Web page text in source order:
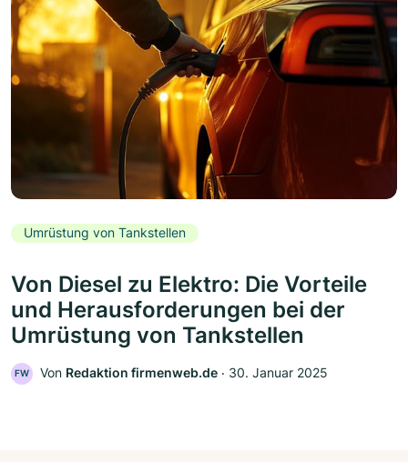
Umrüstung von Tankstellen
Von Diesel zu Elektro: Die Vorteile
und Herausforderungen bei der
Umrüstung von Tankstellen
FW Von Redaktion firmenweb.de ‧ 30. Januar 2025